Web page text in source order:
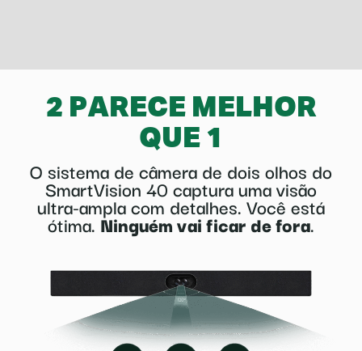
2 PARECE MELHOR
QUE 1
O sistema de câmera de dois olhos do
SmartVision 40 captura uma visão
ultra-ampla com detalhes. Você está
ótima.Ninguém vai ficar de fora.